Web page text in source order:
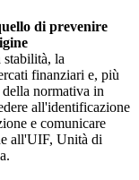
di prevenire
stabilità, la
finanziari e, più
normativa in
all'identificazione
e comunicare
all'UIF, Unità di